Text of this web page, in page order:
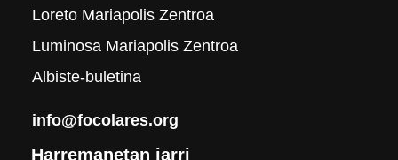
Loreto Mariapolis Zentroa
Luminosa Mariapolis Zentroa
Albiste-buletina
info@focolares.org
Harremanetan jarri